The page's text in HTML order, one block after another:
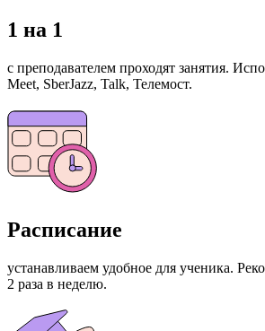
1 на 1
с преподавателем проходят занятия.
Meet, SberJazz, Talk, Телемост.
Расписание
устанавливаем удобное для ученика.
2 раза в неделю.